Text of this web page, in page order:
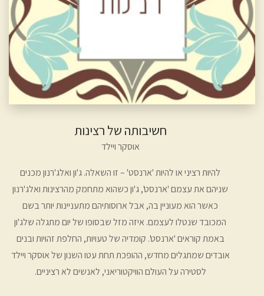
חשיבותה של רצינות
אוסקר ויילד
להיות רציני או להיות 'ארנסט' – זו השאלה. ג'ון ואלג'רנון מכנים
שניהם את עצמם 'ארנסט', ג'ון כשהוא מתחמק מהרצינות ואלג'רנון
כאשר הוא מעוניין בה, אבל ארוסותיהם מתעניינות יותר בשם
המכובד שנטלו לעצמם. איזה מזל שבסופו של יום מתגלה שלג'ון
באמת קוראים 'ארנסט'. קומדיה של טעויות, החלפת זהויות ובנים
אובדים שמתגלים מחדש, ההופכת תחת עטו השנון של אוסקר ויילד
לסטירה על העולם הוויקטוריאני, לאנשים לא רציניים.